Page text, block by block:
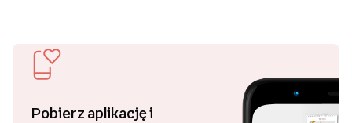
Pobierz aplikację i